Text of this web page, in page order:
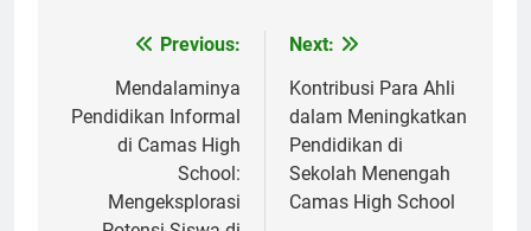
NavigasiPrevious:
Mendalaminya
Pendidikan Informal
di Camas High
School:
Mengeksplorasi
Next:
Kontribusi Para Ahli
dalam Meningkatkan
Pendidikan di
Sekolah Menengah
Camas High School